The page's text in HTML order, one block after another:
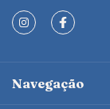
Navegação